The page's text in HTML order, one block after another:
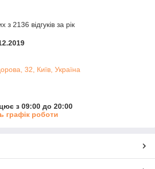
з 2136 відгуків за рік
32, Київ, Україна
з 09:00 до 20:00
графік роботи